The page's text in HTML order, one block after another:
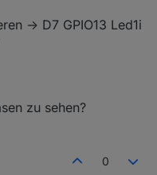
-> D7 GPIO13 Led1i
zu sehen?
0